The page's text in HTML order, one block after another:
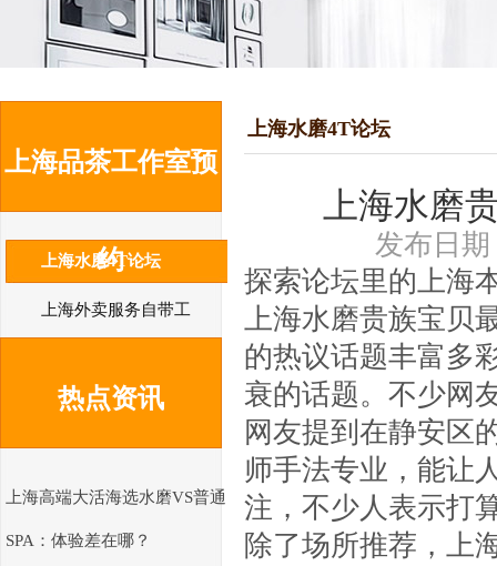
上海品茶工作室预
约
上海水磨4T论坛
上海外卖服务自带工
热点资讯
上海高端大活海选水磨VS普通
SPA：体验差在哪？
上海水磨4T论坛
上海水磨
发布日
探索论坛里的上海
上海水磨贵族宝贝
的热议话题丰富多
衰的话题。不少网
网友提到在静安区
师手法专业，能让
注，不少人表示打
除了场所推荐，上